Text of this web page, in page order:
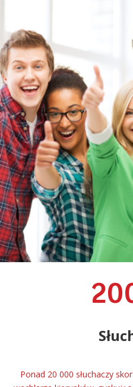
Ponad 20 000 słuchaczy